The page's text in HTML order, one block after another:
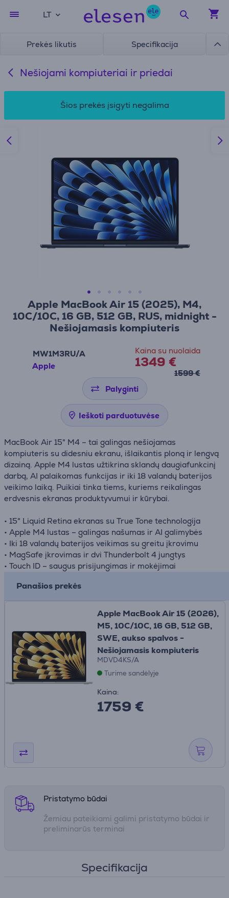
LT
Prekės likutis Specifikacija
Nešiojami kompiuteriai ir priedai
Šios prekės įsigyti negalima
Apple MacBook Air 15 (2025), M4,
10C/10C, 16 GB, 512 GB, RUS, midnight -
Nešiojamasis kompiuteris
MW1M3RU/A
Apple
Kaina su nuolaida
1349 €
1599 €
Palyginti
Ieškoti parduotuvėse
MacBook Air 15" M4 – tai galingas nešiojamas
kompiuteris su didesniu ekranu, išlaikantis ploną ir lengvą
dizainą. Apple M4 lustas užtikrina sklandų daugiafunkcinį
darbą, AI palaikomas funkcijas ir iki 18 valandų baterijos
veikimo laiką. Puikiai tinka tiems, kuriems reikalingas
erdvesnis ekranas produktyvumui ir kūrybai.
• 15" Liquid Retina ekranas su True Tone technologija
• Apple M4 lustas – galingas našumas ir AI galimybės
• Iki 18 valandų baterijos veikimas su greitu įkrovimu
• MagSafe įkrovimas ir dvi Thunderbolt 4 jungtys
• Touch ID – saugus prisijungimas ir mokėjimai
Panašios prekės
Apple MacBook Air 15 (2026),
M5, 10C/10C, 16 GB, 512 GB,
SWE, aukso spalvos -
Nešiojamasis kompiuteris
MDVD4KS/A
Turime sandėlyje
Kaina:
1759 €
Pristatymo būdai
Žemiau pateikiami galimi pristatymo būdai ir
preliminarūs terminai
Specifikacija